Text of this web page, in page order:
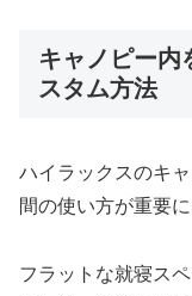
キャノピー内
スタム方法
ハイラックスのキ
間の使い方が重要に
フラットな就寝ス